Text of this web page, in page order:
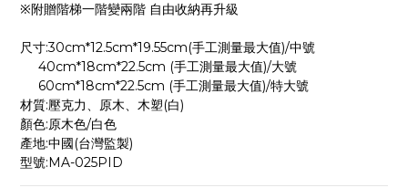
※附贈階梯一階變兩階 自由收納再升級
尺寸:30cm*12.5cm*19.55cm(手工測量最大值)/中號
     40cm*18cm*22.5cm (手工測量最大值)/大號
     60cm*18cm*22.5cm (手工測量最大值)/特大號
材質:壓克力、原木、木塑(白)
顏色:原木色/白色
產地:中國(台灣監製)
型號:MA-025PID